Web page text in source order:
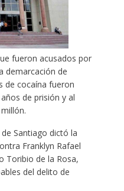
fueron acusados por
demarcación de
de cocaína fueron
de prisión y al
Santiago dictó la
Franklyn Rafael
Toribio de la Rosa,
del delito de